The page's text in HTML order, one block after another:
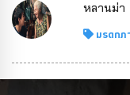
หลานม่า
มรดก